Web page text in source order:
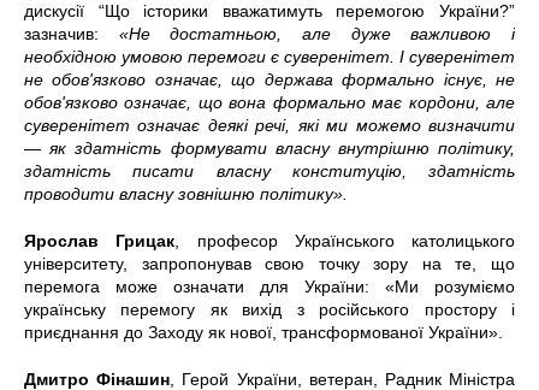
дискусії “Що історики вважатимуть перемогою України?”
зазначив: «Не достатньою, але дуже важливою і
необхідною умовою перемоги є суверенітет. І суверенітет
не обов'язково означає, що держава формально існує, не
обов'язково означає, що вона формально має кордони, але
суверенітет означає деякі речі, які ми можемо визначити
— як здатність формувати власну внутрішню політику,
здатність писати власну конституцію, здатність
проводити власну зовнішню політику».
Ярослав Грицак , професор Українського католицького
університету, запропонував свою точку зору на те, що
перемога може означати для України: «Ми розуміємо
українську перемогу як вихід з російського простору і
приєднання до Заходу як нової, трансформованої України».
Дмитро Фінашин , Герой України, ветеран, Радник Міністра